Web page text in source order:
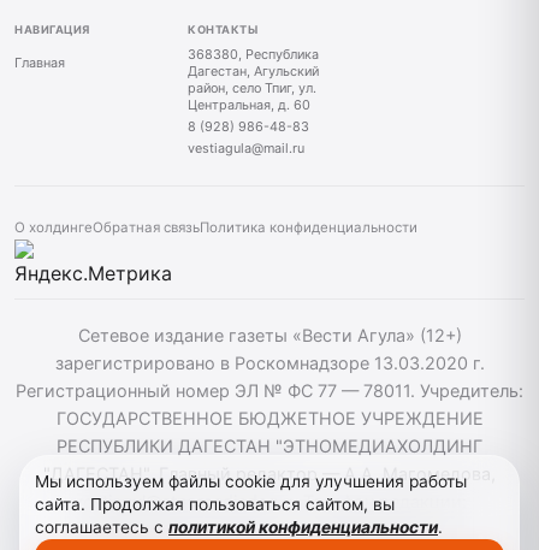
НАВИГАЦИЯ
Главная
КОНТАКТЫ
368380, Республика
Дагестан, Агульский
район, село Тпиг, ул.
Центральная, д. 60
8 (928) 986-48-83
vestiagula@mail.ru
О холдингеОбратная связьПолитика конфиденциальности
Сетевое издание газеты «Вести Агула» (12+)
зарегистрировано в Роскомнадзоре 13.03.2020 г.
Регистрационный номер ЭЛ № ФС 77 — 78011. Учредитель:
ГОСУДАРСТВЕННОЕ БЮДЖЕТНОЕ УЧРЕЖДЕНИЕ
РЕСПУБЛИКИ ДАГЕСТАН "ЭТНОМЕДИАХОЛДИНГ
"ДАГЕСТАН". Главный редактор — А.А. Магомедова,
vestiagul@etnomediadag.ru Телефон редакции:
+79898808732 Телефон: +79289864883. При
Мы используем файлы cookie для улучшения работы
сайта. Продолжая пользоваться сайтом, вы
соглашаетесь с политикой конфиденциальности.